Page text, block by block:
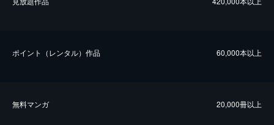
ポイント（レンタル）作品 60,000本以上
無料マンガ 20,000冊以上